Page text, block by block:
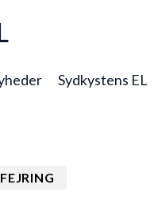
Sydkystens EL
FEJRING